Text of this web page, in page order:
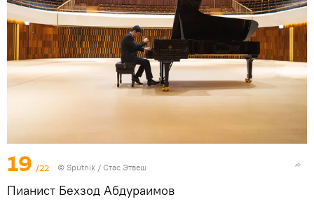
19 /22 © Sputnik / Стас Этвеш
Пианист Бехзод Абдураимов